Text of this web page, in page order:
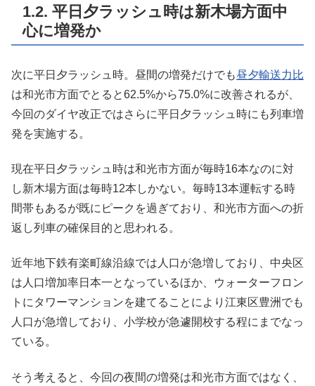
1.2. 平日夕ラッシュ時は新木場方面中
心に増発か
次に平日夕ラッシュ時。昼間の増発だけでも昼夕輸送力比
は和光市方面でとると62.5%から75.0%に改善されるが、
今回のダイヤ改正ではさらに平日夕ラッシュ時にも列車増
発を実施する。
現在平日夕ラッシュ時は和光市方面が毎時16本なのに対
し新木場方面は毎時12本しかない。毎時13本運転する時
間帯もあるが既にピークを過ぎており、和光市方面への折
返し列車の確保目的と思われる。
近年地下鉄有楽町線沿線では人口が急増しており、中央区
は人口増加率日本一となっているほか、ウォーターフロン
トにタワーマンションを建てることにより江東区豊洲でも
人口が急増しており、小学校が急遽開校する程にまでなっ
ている。
そう考えると、今回の夜間の増発は和光市方面ではなく、